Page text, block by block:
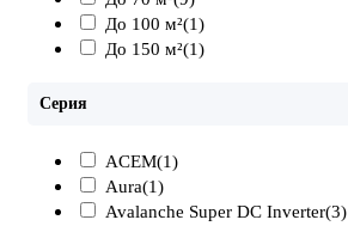
До 100 м²(1)
До 150 м²(1)
Серия
ACEM(1)
Aura(1)
Avalanche Super DC Inverter(3)